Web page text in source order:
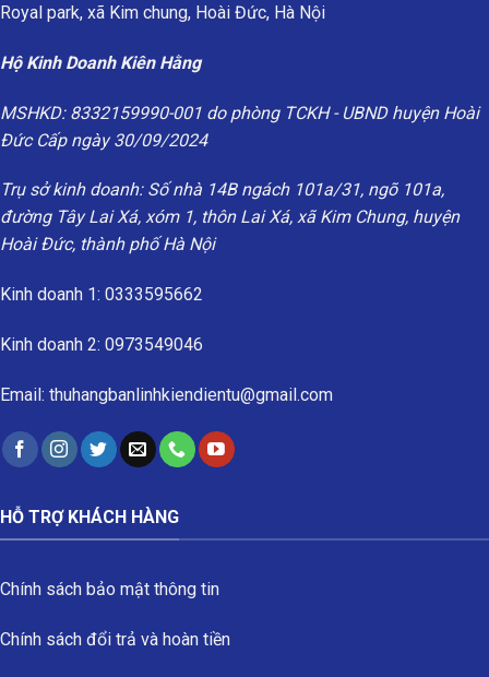
Royal park, xã Kim chung, Hoài Đức, Hà Nội
Hộ Kinh Doanh Kiên Hằng
MSHKD: 8332159990-001 do phòng TCKH - UBND huyện Hoài
Đức Cấp ngày 30/09/2024
Trụ sở kinh doanh: Số nhà 14B ngách 101a/31, ngõ 101a,
đường Tây Lai Xá, xóm 1, thôn Lai Xá, xã Kim Chung, huyện
Hoài Đức, thành phố Hà Nội
Kinh doanh 1: 0333595662
Kinh doanh 2: 0973549046
Email: thuhangbanlinhkiendientu@gmail.com
HỖ TRỢ KHÁCH HÀNG
Chính sách bảo mật thông tin
Chính sách đổi trả và hoàn tiền